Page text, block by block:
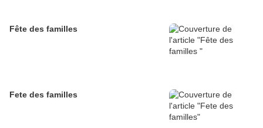
Fête des familles
Fete des familles